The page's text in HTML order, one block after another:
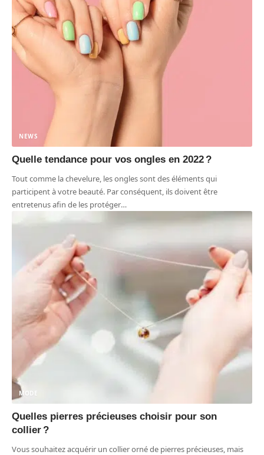
NEWS
Quelle tendance pour vos ongles en 2022 ?
Tout comme la chevelure, les ongles sont des éléments qui
participent à votre beauté. Par conséquent, ils doivent être
entretenus afin de les protéger…
MODE
Quelles pierres précieuses choisir pour son
collier ?
Vous souhaitez acquérir un collier orné de pierres précieuses, mais